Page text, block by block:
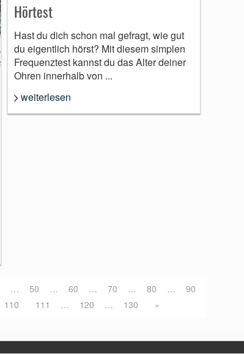
Hörtest
Hast du dich schon mal gefragt, wie gut
du eigentlich hörst? Mit diesem simplen
Frequenztest kannst du das Alter deiner
Ohren innerhalb von ...
weiterlesen
… 50 … 60 … 70 … 80 …
90
110 111 … 120 … 130 »